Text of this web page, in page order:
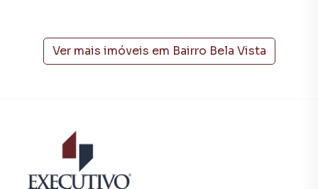
A Executivo Imóveis tem mais opções de apartamentos,
casas residenciais e comerciais, sobrados, terrenos, lojas
do Meio. Aqui você encontra milhares de ofertas para
encontrar o imóvel que mais combina com seu estilo de
Ver mais imóveis em Bairro Bela Vista